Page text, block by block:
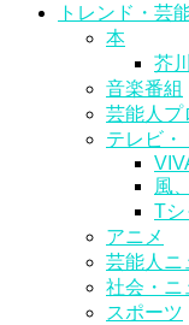
トレンド・芸
本
芥
音楽番組
芸能人プ
テレビ・
風
Tシ
アニメ
芸能人ニ
社会・ニ
スポーツ